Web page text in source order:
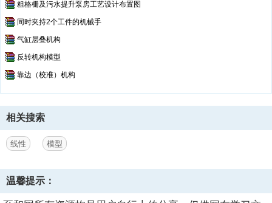
0227_Z_SX2RL24-1420_1.sldprt
0227_Z_SX2RL24-1420_2.sldprt
0227_Z_TBCS-S5M150_2.sldprt
Thumbs.db
_0227_SA02.SLDASM
模型.png--点击预览
粗格栅及污水提升泵房工艺设计布置图
同时夹持2个工件的机械手
气缸层叠机构
反转机构模型
靠边（校准）机构
相关搜索
线性 模型
温馨提示：